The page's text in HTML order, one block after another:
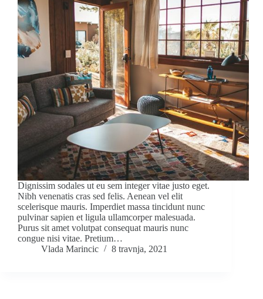
Dignissim sodales ut eu sem integer vitae justo eget.
Nibh venenatis cras sed felis. Aenean vel elit
scelerisque mauris. Imperdiet massa tincidunt nunc
pulvinar sapien et ligula ullamcorper malesuada.
Purus sit amet volutpat consequat mauris nunc
congue nisi vitae. Pretium…
Vlada Marincic
8 travnja, 2021